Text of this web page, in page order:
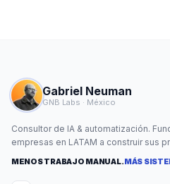
Gabriel Neuman
GNB Labs · México
Consultor de IA & automatización.
empresas en LATAM a construir sus
MENOS TRABAJO MANUAL.MÁS